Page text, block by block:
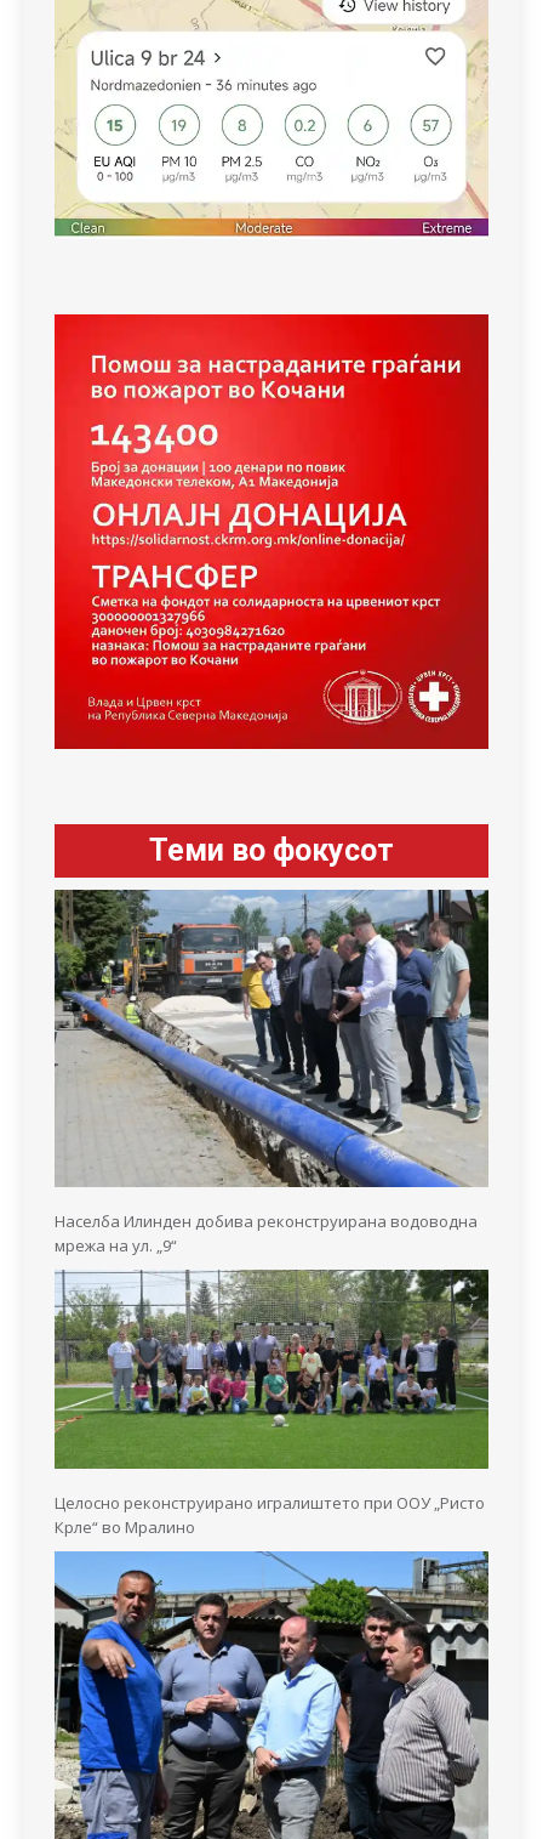
Теми во фокусот
Населба Илинден добива реконструирана водоводна
мрежа на ул. „9“
Целосно реконструирано игралиштето при ООУ „Ристо
Крле“ во Мралино